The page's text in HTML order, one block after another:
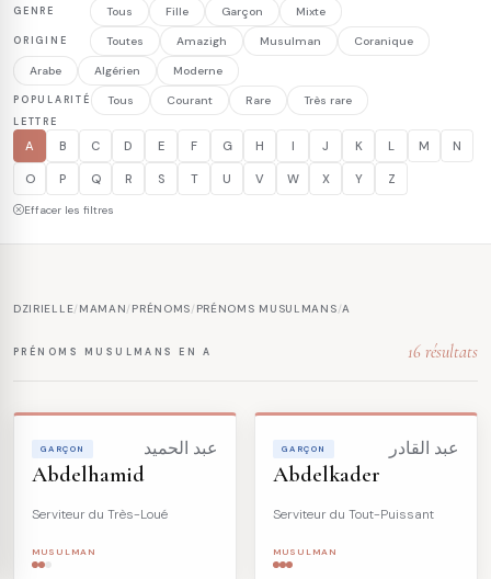
GENRE Tous Fille Garçon Mixte
ORIGINE Toutes Amazigh Musulman Coranique
Arabe Algérien Moderne
POPULARITÉ Tous Courant Rare Très rare
LETTRE
A B C D E F G H I J K L M N
O P Q R S T U V W X Y Z
Effacer les filtres
DZIRIELLE/ MAMAN/ PRÉNOMS/ PRÉNOMS MUSULMANS/A
PRÉNOMS MUSULMANS EN A 16 résultats
GARÇON عبد الحميد
Abdelhamid
Serviteur du Très-Loué
MUSULMAN
GARÇON عبد القادر
Abdelkader
Serviteur du Tout-Puissant
MUSULMAN